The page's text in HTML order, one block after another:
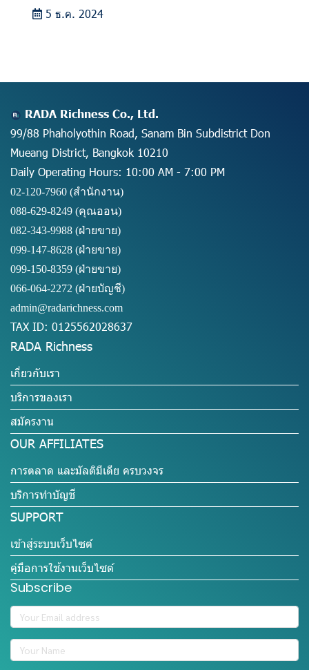
5 ธ.ค. 2024
RADA Richness Co., Ltd.
99/88 Phaholyothin Road, Sanam Bin Subdistrict Don
Mueang District, Bangkok 10210
Daily Operating Hours: 10:00 AM - 7:00 PM
02-120-7960 (สำนักงาน)
088-629-8249 (คุณออน)
082-343-9988 (ฝ่ายขาย)
099-147-8628 (ฝ่ายขาย)
099-150-8359 (ฝ่ายขาย)
066-064-2272 (ฝ่ายบัญชี)
admin@radarichness.com
TAX ID: 0125562028637
RADA Richness
เกี่ยวกับเรา
บริการของเรา
สมัครงาน
OUR AFFILIATES
การตลาด และมัลติมีเดีย ครบวงจร
บริการทำบัญชี
SUPPORT
เข้าสู่ระบบเว็บไซต์
คู่มือการใช้งานเว็บไซต์
Subscribe